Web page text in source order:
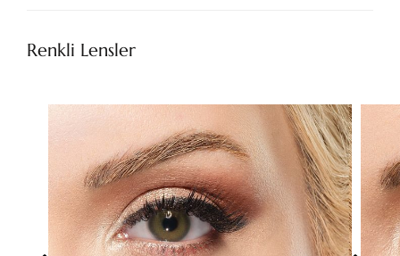
Renkli Lensler